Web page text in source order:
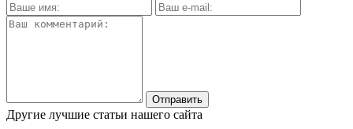
Другие лучшие статьи нашего сайта